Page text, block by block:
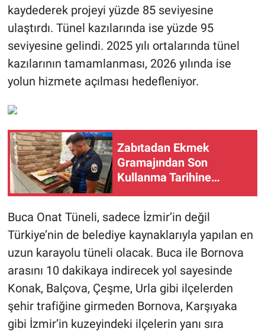
kaydederek projeyi yüzde 85 seviyesine
ulaştırdı. Tünel kazılarında ise yüzde 95
seviyesine gelindi. 2025 yılı ortalarında tünel
kazılarının tamamlanması, 2026 yılında ise
yolun hizmete açılması hedefleniyor.
Zabıtadan Ekmek
Gramajından Son
Kullanma Tarihine
Buca Onat Tüneli, sadece İzmir’in değil
Türkiye’nin de belediye kaynaklarıyla yapılan en
uzun karayolu tüneli olacak. Buca ile Bornova
arasını 10 dakikaya indirecek yol sayesinde
Konak, Balçova, Çeşme, Urla gibi ilçelerden
şehir trafiğine girmeden Bornova, Karşıyaka
gibi İzmir’in kuzeyindeki ilçelerin yanı sıra